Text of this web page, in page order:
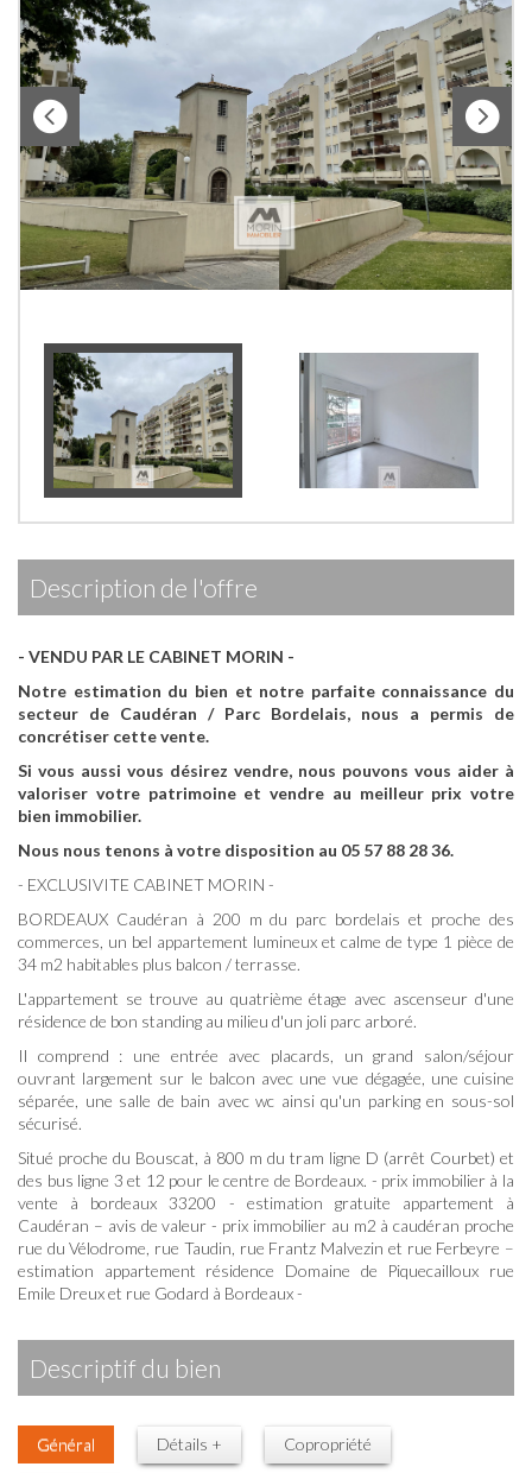
description de l'offre
- VENDU PAR LE CABINET MORIN -
Notre estimation du bien et notre parfaite connaissance du
secteur de Caudéran / Parc Bordelais, nous a permis de
concrétiser cette vente.
Si vous aussi vous désirez vendre, nous pouvons vous aider à
valoriser votre patrimoine et vendre au meilleur prix votre
bien immobilier.
Nous nous tenons à votre disposition au 05 57 88 28 36.
- EXCLUSIVITE CABINET MORIN -
BORDEAUX Caudéran à 200 m du parc bordelais et proche des
commerces, un bel appartement lumineux et calme de type 1 pièce de
34 m2 habitables plus balcon / terrasse.
L'appartement se trouve au quatrième étage avec ascenseur d'une
résidence de bon standing au milieu d'un joli parc arboré.
Il comprend : une entrée avec placards, un grand salon/séjour
ouvrant largement sur le balcon avec une vue dégagée, une cuisine
séparée, une salle de bain avec wc ainsi qu'un parking en sous-sol
sécurisé.
Situé proche du Bouscat, à 800 m du tram ligne D (arrêt Courbet) et
des bus ligne 3 et 12 pour le centre de Bordeaux. - prix immobilier à la
vente à bordeaux 33200 - estimation gratuite appartement à
Caudéran – avis de valeur - prix immobilier au m2 à caudéran proche
rue du Vélodrome, rue Taudin, rue Frantz Malvezin et rue Ferbeyre –
estimation appartement résidence Domaine de Piquecailloux rue
Emile Dreux et rue Godard à Bordeaux -
descriptif du bien
Général Détails + Copropriété